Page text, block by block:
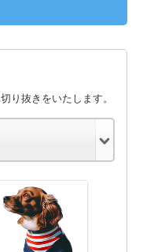
り抜きをいたします。